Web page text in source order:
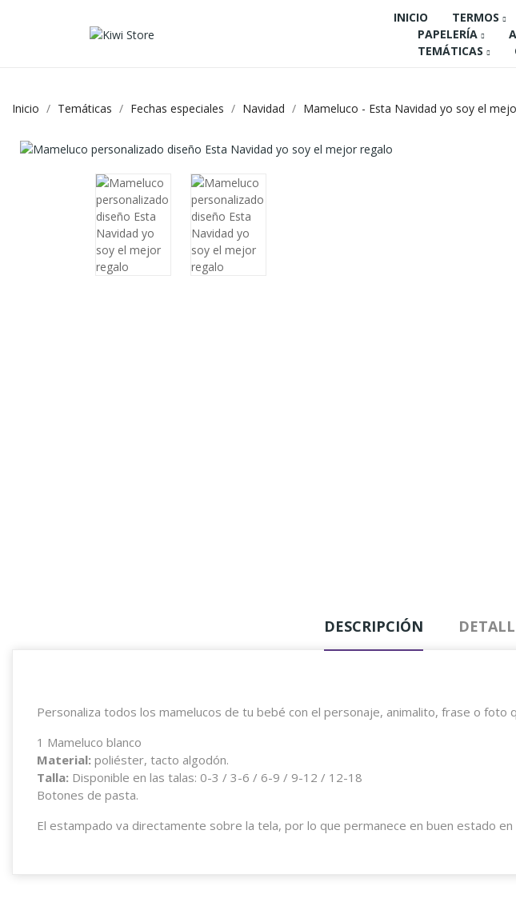
INICIO TERMOS
PAPELERÍA
TEMÁTICAS
Inicio Temáticas Fechas especiales Navidad Mameluco - Esta Navidad yo soy el
DESCRIPCIÓN
Personaliza todos los mamelucos de tu bebé con el personaje, animalito, frase o foto
1 Mameluco blanco
Material: poliéster, tacto algodón.
Talla: Disponible en las talas: 0-3 / 3-6 / 6-9 / 9-12 / 12-18
Botones de pasta.
El estampado va directamente sobre la tela, por lo que permanece en buen estado en